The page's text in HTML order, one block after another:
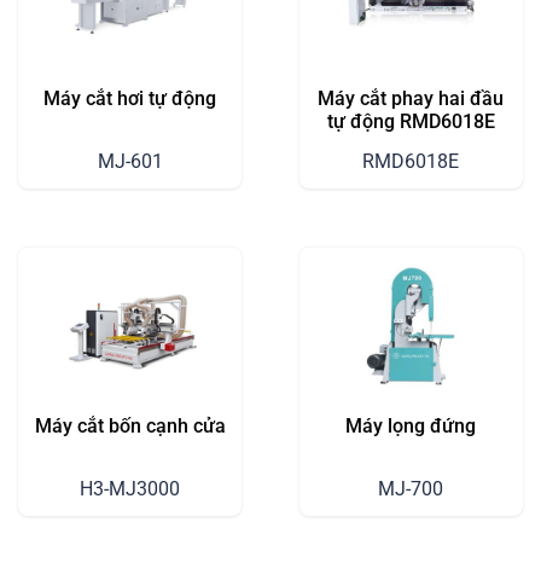
Máy cắt hơi tự động
MJ-601
Máy cắt phay hai đầu
tự động RMD6018E
RMD6018E
Máy cắt bốn cạnh cửa
H3-MJ3000
Máy lọng đứng
MJ-700